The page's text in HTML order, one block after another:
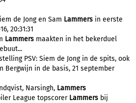
de Jong en Sam Lammers in eerste
20:31:31
Lammers maakten in het bekerduel
PSV: Siem de Jong in de spits, ook
Bergwijn in de basis, 21 september
Narsingh, Lammers
League topscorer Lammers bij